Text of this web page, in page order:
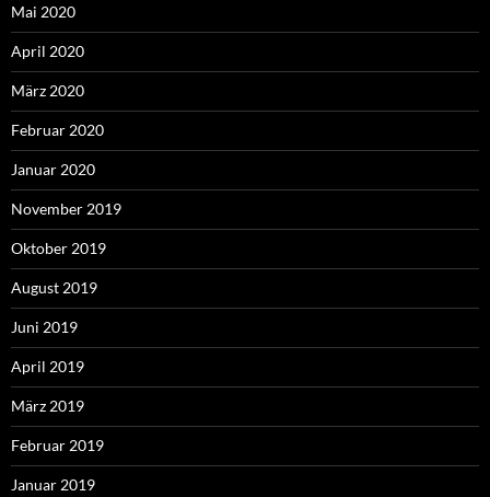
Mai 2020
April 2020
März 2020
Februar 2020
Januar 2020
November 2019
Oktober 2019
August 2019
Juni 2019
April 2019
März 2019
Februar 2019
Januar 2019